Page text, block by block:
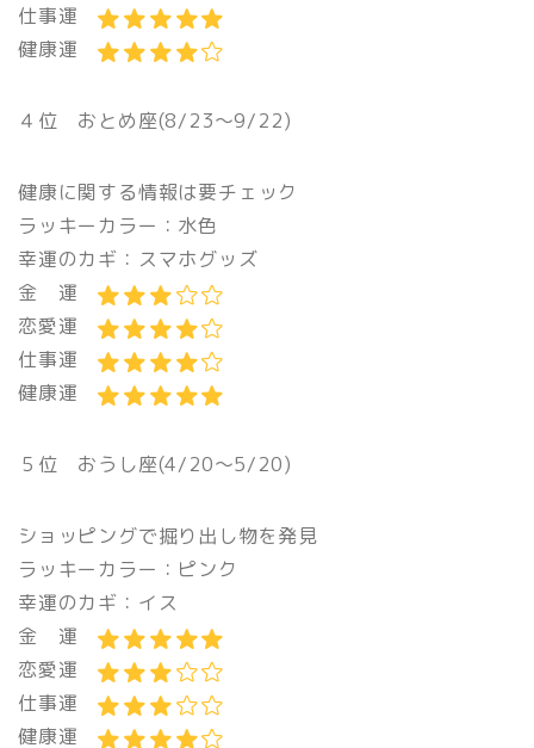
仕事運
健康運
４位 おとめ座(8/23〜9/22)
健康に関する情報は要チェック
ラッキーカラー：水色
幸運のカギ：スマホグッズ
金 運
恋愛運
仕事運
健康運
５位 おうし座(4/20〜5/20)
ショッピングで掘り出し物を発見
ラッキーカラー：ピンク
幸運のカギ：イス
金 運
恋愛運
仕事運
健康運